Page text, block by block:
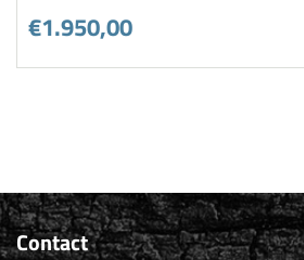
€1.950,00
Contact